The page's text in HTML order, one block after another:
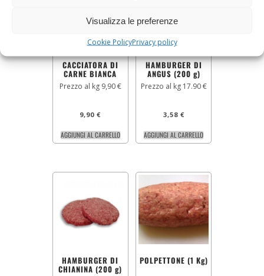
Visualizza le preferenze
Cookie PolicyPrivacy policy
CACCIATORA DI
CARNE BIANCA
Prezzo al kg 9,90 €
9,90€
AGGIUNGI AL CARRELLO
HAMBURGER DI
ANGUS (200 g)
Prezzo al kg 17.90 €
3,58 €
AGGIUNGI AL CARRELLO
HAMBURGER DI
CHIANINA (200 g)
POLPETTONE (1 Kg)